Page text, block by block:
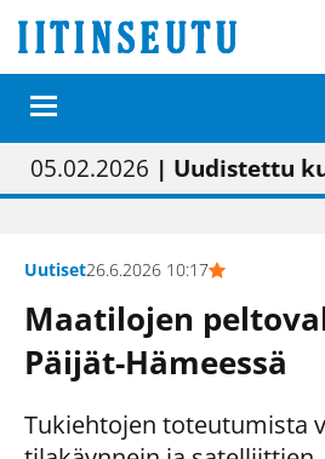
01.02.2026 | Painon vaihtumisen pitäisi näkyä
05.02.2026 | Uudistettu
23.04.2026 | “Olemme
09.05.2026| "Maalla on totuttu elämään
Uutiset26.6.2026 10:17
Maatilojen
Päijät-Hämeessä
Tukiehtojen toteutumista